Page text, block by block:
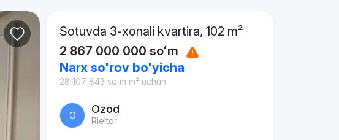
Sotuvda 3-xonali kvartira, 102 m²
2 867 000 000 soʻm
Narx so'rov bo'yicha
28 107 843 soʻm m² uchun
O Ozod
Rieltor